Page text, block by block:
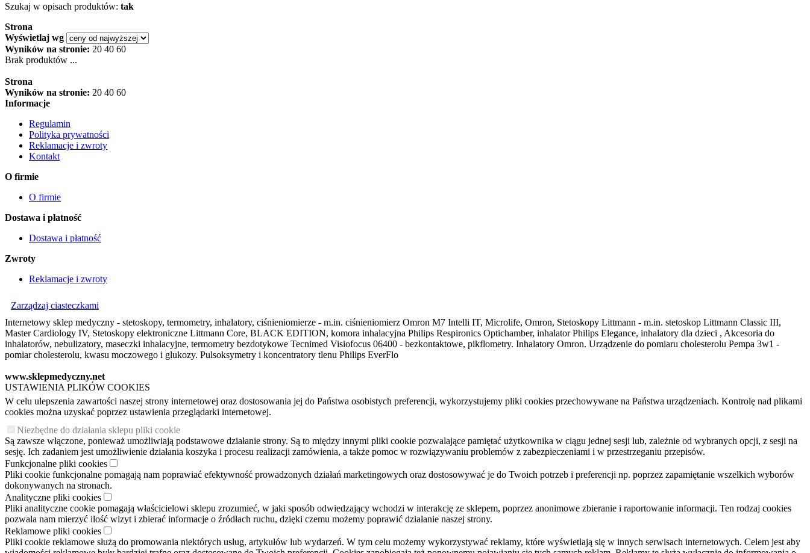
Szukaj w opisach produktów: tak
Strona
Wyświetlaj wg
Wyników na stronie: 20 40 60
Brak produktów ...
Strona
Wyników na stronie: 20 40 60
Informacje
Regulamin
Polityka prywatności
Reklamacje i zwroty
Kontakt
O firmie
O firmie
Dostawa i płatność
Dostawa i płatność
Zwroty
Reklamacje i zwroty
Zarządzaj ciasteczkami
Internetowy sklep medyczny - stetoskopy, termometry, inhalatory, ciśnieniomierze - m.in. ciśnieniomierz Omron M7 Intelli IT, Microlife, Omron, Stetoskopy Littmann - m.in. stetoskop Littmann Classic III,
Master Cardiology IV, Stetoskopy elektroniczne Littmann Core, BLACK EDITION, komora inhalacyjna Philips Respironics Optichamber, inhalator Philips Elegance, inhalatory dla dzieci , Akcesoria do
inhalatorów, nebulizatory, maseczki inhalacyjne, termometry bezdotykowe Tecnimed Visiofocus 06400 - bezkontaktowe, pikflometry. Inhalatory Omron. Urządzenie do pomiaru cholesterolu Pempa 3w1 -
pomiar cholesterolu, kwasu moczowego i glukozy. Pulsoksymetry i koncentratory tlenu Philips EverFlo
www.sklepmedyczny.net
USTAWIENIA PLIKÓW COOKIES
W celu ulepszenia zawartości naszej strony internetowej oraz dostosowania jej do Państwa osobistych preferencji, wykorzystujemy pliki cookies przechowywane na Państwa urządzeniach. Kontrolę nad plikami
cookies można uzyskać poprzez ustawienia przeglądarki internetowej.
Niezbędne do działania sklepu pliki cookie
Są zawsze włączone, ponieważ umożliwiają podstawowe działanie strony. Są to między innymi pliki cookie pozwalające pamiętać użytkownika w ciągu jednej sesji lub, zależnie od wybranych opcji, z sesji na
sesję. Ich zadaniem jest umożliwienie działania koszyka i procesu realizacji zamówienia, a także pomoc w rozwiązywaniu problemów z zabezpieczeniami i w przestrzeganiu przepisów.
Funkcjonalne pliki cookies
Pliki cookie funkcjonalne pomagają nam poprawiać efektywność prowadzonych działań marketingowych oraz dostosowywać je do Twoich potrzeb i preferencji np. poprzez zapamiętanie wszelkich wyborów
dokonywanych na stronach.
Analityczne pliki cookies
Pliki analityczne cookie pomagają właścicielowi sklepu zrozumieć, w jaki sposób odwiedzający wchodzi w interakcję ze sklepem, poprzez anonimowe zbieranie i raportowanie informacji. Ten rodzaj cookies
pozwala nam mierzyć ilość wizyt i zbierać informacje o źródłach ruchu, dzięki czemu możemy poprawić działanie naszej strony.
Reklamowe pliki cookies
Pliki cookie reklamowe służą do promowania niektórych usług, artykułów lub wydarzeń. W tym celu możemy wykorzystywać reklamy, które wyświetlają się w innych serwisach internetowych. Celem jest aby